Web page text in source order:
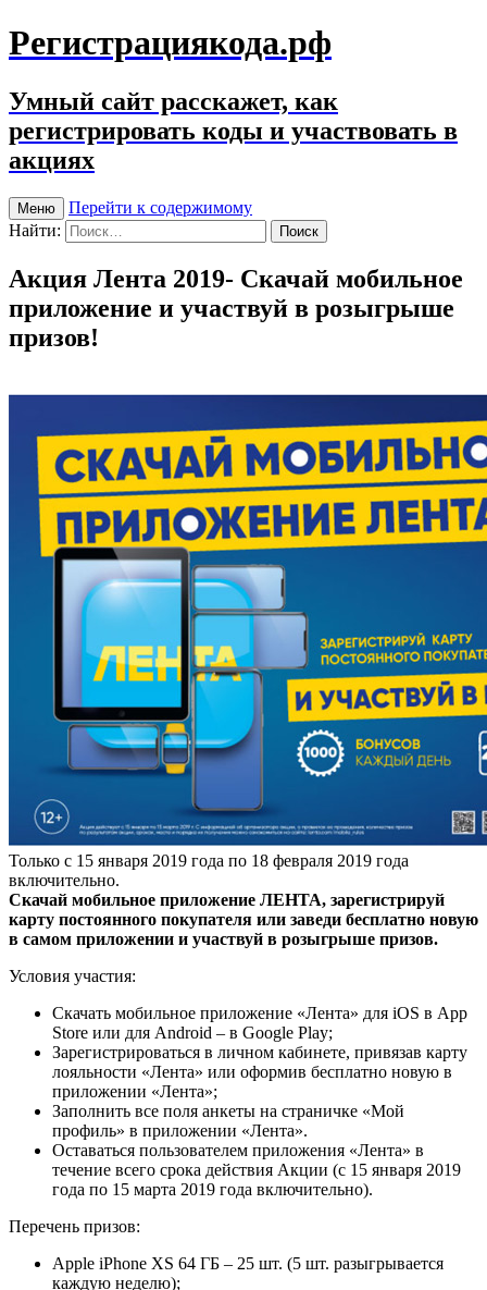
Регистрациякода.рф
Умный сайт расскажет, как
регистрировать коды и участвовать в
акциях
Меню
Перейти к содержимому
Найти:
Акция Лента 2019- Скачай мобильное
приложение и участвуй в розыгрыше
призов!
Только с 15 января 2019 года по 18 февраля 2019 года
включительно.
Скачай мобильное приложение ЛЕНТА, зарегистрируй
карту постоянного покупателя или заведи бесплатно новую
в самом приложении и участвуй в розыгрыше призов.
Условия участия:
Скачать мобильное приложение «Лента» для iOS в App
Store или для Android – в Google Play;
Зарегистрироваться в личном кабинете, привязав карту
лояльности «Лента» или оформив бесплатно новую в
приложении «Лента»;
Заполнить все поля анкеты на страничке «Мой
профиль» в приложении «Лента».
Оставаться пользователем приложения «Лента» в
течение всего срока действия Акции (с 15 января 2019
года по 15 марта 2019 года включительно).
Перечень призов:
Apple iPhone XS 64 ГБ – 25 шт. (5 шт. разыгрывается
каждую неделю);